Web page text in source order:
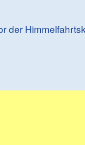
der